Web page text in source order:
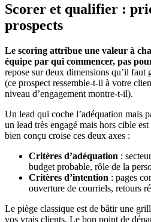
Scorer et qualifier :
prospects
Le scoring attribue une valeur à
équipe par qui commencer, pas
repose sur deux dimensions qu’il faut
(ce prospect ressemble-t-il à votre
niveau d’engagement montre-t-il).
Un lead qui coche l’adéquation mais
un lead très engagé mais hors cible
bien conçu croise ces deux axes :
Critères d’adéquation :
budget probable, rôle de la
Critères d’intention : pages
ouverture de courriels, retours
Le piège classique est de bâtir une
vos vrais clients. Le bon point de